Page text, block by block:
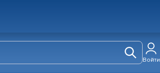
Войти